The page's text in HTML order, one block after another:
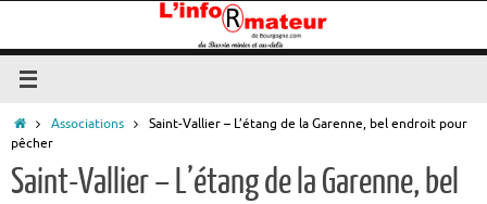
contenu
Accueil
Associations
Saint-Vallier – L’étang de la Garenne, bel endroit pour
pêcher
Saint-Vallier – L’étang de la Garenne, bel